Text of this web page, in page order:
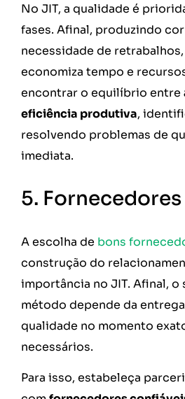
No JIT, a qualidade é
fases. Afinal, produzindo
necessidade de retrabalhos,
economiza tempo e
encontrar o equilíbrio entre
eficiência produtiva,
resolvendo problemas de
imediata.
5. Fornecedores
A escolha de bons
construção do
importância no JIT. Afinal, o
método depende da
qualidade no momento
necessários.
Para isso, estabeleça